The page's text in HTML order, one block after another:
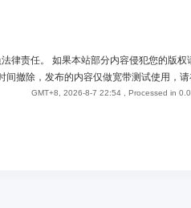
律责任。 如果本站部分内容侵犯您的版
间撤除，发布的内容仅做宽带测试使用，
GMT+8, 2026-8-7 22:54 , Processed in